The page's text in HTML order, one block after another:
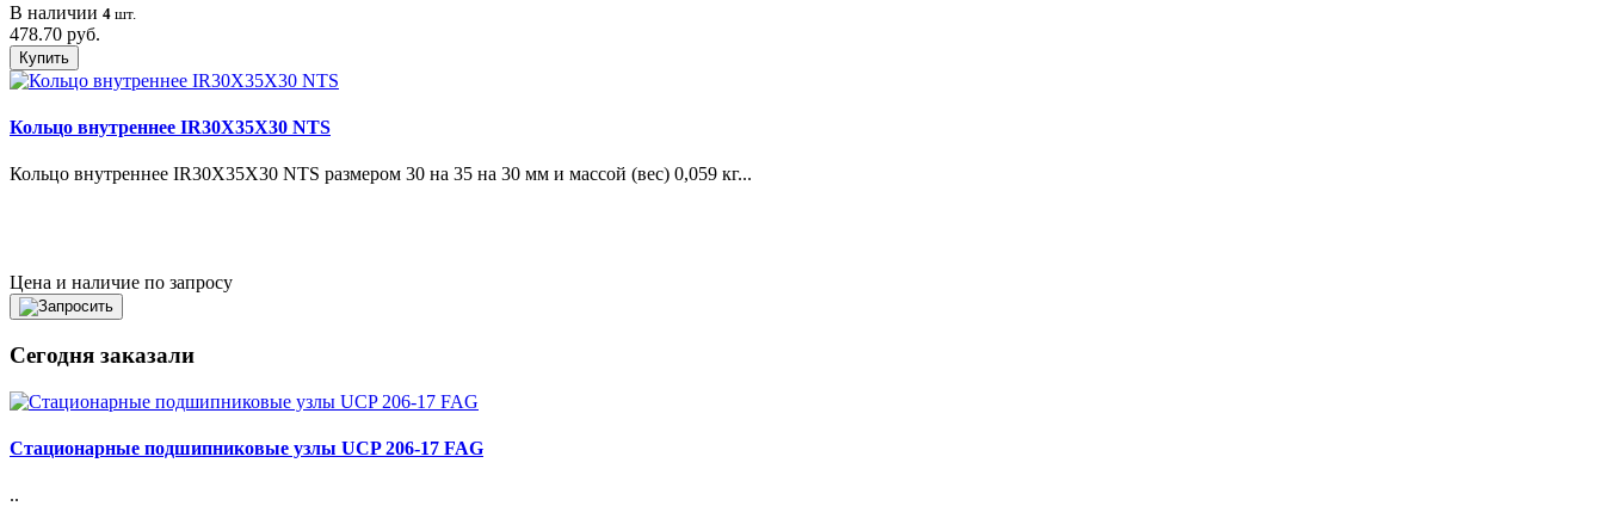
В наличии 4 шт.
478.70 руб.
Купить
Кольцо внутреннее IR30X35X30 NTS
Кольцо внутреннее IR30X35X30 NTS размером 30 на 35 на 30 мм и массой (вес) 0,059 кг...
Цена и наличие по запросу
Сегодня заказали
Стационарные подшипниковые узлы UCP 206-17 FAG
..